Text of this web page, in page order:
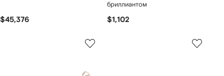
$45,376
бриллиантом
$1,102